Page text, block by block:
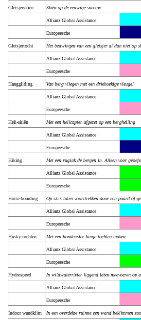
Gletsjerskiën Skiën op de eeuwige sneeuw
Allianz Global Assistance
Europeesche
Gletsjertocht Het bedwingen van een gletsjer al dan niet op
Allianz Global Assistance
Europeesche
Hanggliding Van berg vliegen met een driehoekige vleugel
Allianz Global Assistance
Europeesche
Heli-skiën Met een helicopter afgezet op een berghelling
Allianz Global Assistance
Europeesche
Hiking Met een rugzak de bergen in. Alleen voor
Allianz Global Assistance
Europeesche
Horse-boarding Op ski’s laten voorttrekken door een paard of
Allianz Global Assistance
Europeesche
Husky tochten Met een hondenslee lange tochten maken
Allianz Global Assistance
Europeesche
Hydrospeed In wildwaterrivier liggend laten meevoeren op
Allianz Global Assistance
Europeesche
Indoor wandklim In een overdekte ruimte een wand beklimmen